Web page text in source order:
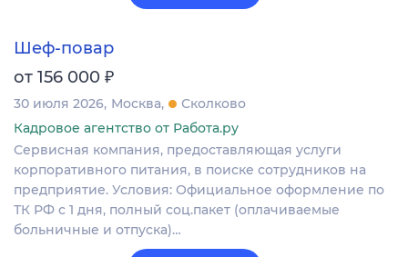
Шеф-повар
от 156 000 ₽
30 июля 2026 Москва
Сколково
Кадровое агентство от Работа.ру
Сервисная компания, предоставляющая услуги
корпоративного питания, в поиске сотрудников на
предприятие. Условия: Официальное оформление по
ТК РФ с 1 дня, полный соц.пакет (оплачиваемые
больничные и отпуска)…